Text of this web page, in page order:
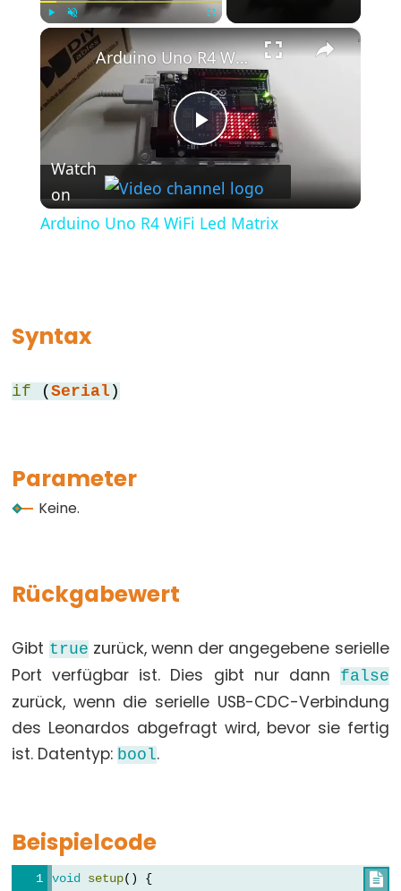
(Kommentarblock)
(Geschweifte
Klammern)
(define)
#include
(include)
(Einzeiliger
Kommentar)
array
byte
double
float
long
short
unsigned
char
Unmute ×
Play
Video
Arduino Uno R4 WiFi Led Matrix
Watch
on
Arduino Uno R4 WiFi Led Matrix
Syntax
if (Serial )
Parameter
Keine.
Rückgabewert
Gibt true zurück, wenn der angegebene serielle
Port verfügbar ist. Dies gibt nur dann
false
zurück, wenn die serielle USB-CDC-Verbindung
des Leonardos abgefragt wird, bevor sie fertig
ist. Datentyp: bool.
Beispielcode

void setup() {